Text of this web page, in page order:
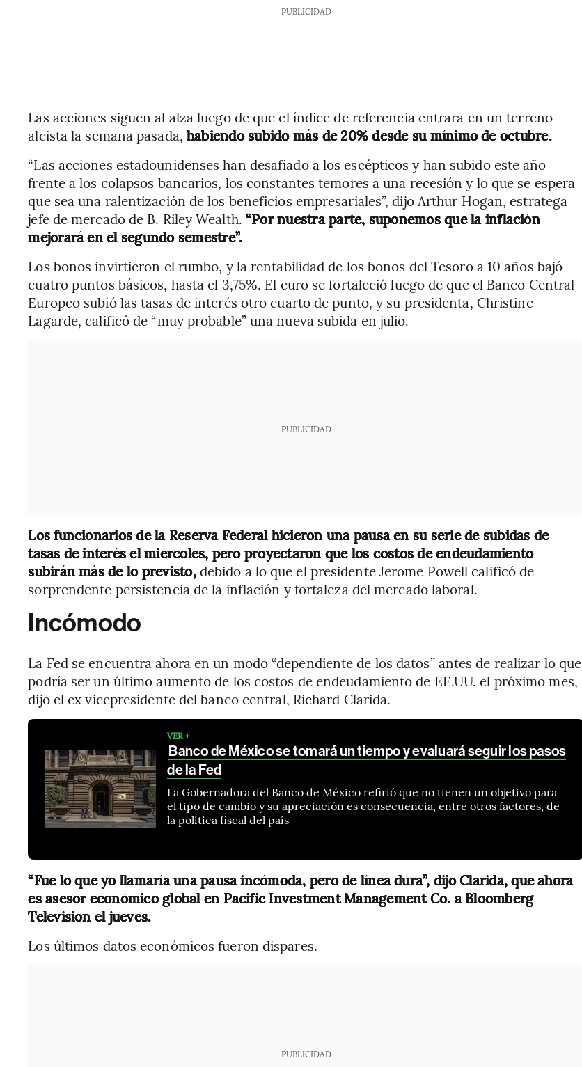
PUBLICIDAD
Las acciones siguen al alza luego de que el índice de referencia entrara en un terreno
alcista la semana pasada, habiendo subido más de 20% desde su mínimo de octubre.
“Las acciones estadounidenses han desafiado a los escépticos y han subido este año
frente a los colapsos bancarios, los constantes temores a una recesión y lo que se espera
que sea una ralentización de los beneficios empresariales”, dijo Arthur Hogan, estratega
jefe de mercado de B. Riley Wealth. “Por nuestra parte, suponemos que la inflación
mejorará en el segundo semestre”.
Los bonos invirtieron el rumbo, y la rentabilidad de los bonos del Tesoro a 10 años bajó
cuatro puntos básicos, hasta el 3,75%. El euro se fortaleció luego de que el Banco Central
Europeo subió las tasas de interés otro cuarto de punto, y su presidenta, Christine
Lagarde, calificó de “muy probable” una nueva subida en julio.
PUBLICIDAD
Los funcionarios de la Reserva Federal hicieron una pausa en su serie de subidas de
tasas de interés el miércoles, pero proyectaron que los costos de endeudamiento
subirán más de lo previsto,debido a lo que el presidente Jerome Powell calificó de
sorprendente persistencia de la inflación y fortaleza del mercado laboral.
Incómodo
La Fed se encuentra ahora en un modo “dependiente de los datos” antes de realizar lo que
podría ser un último aumento de los costos de endeudamiento de EE.UU. el próximo mes,
dijo el ex vicepresidente del banco central, Richard Clarida.
VER +
Banco de México se tomará un tiempo y evaluará seguir los pasos
de la Fed
La Gobernadora del Banco de México refirió que no tienen un objetivo para
el tipo de cambio y su apreciación es consecuencia, entre otros factores, de
la política fiscal del país
“Fue lo que yo llamaría una pausa incómoda, pero de línea dura”, dijo Clarida, que ahora
es asesor económico global en Pacific Investment Management Co. a Bloomberg
Television el jueves.
Los últimos datos económicos fueron dispares.
PUBLICIDAD